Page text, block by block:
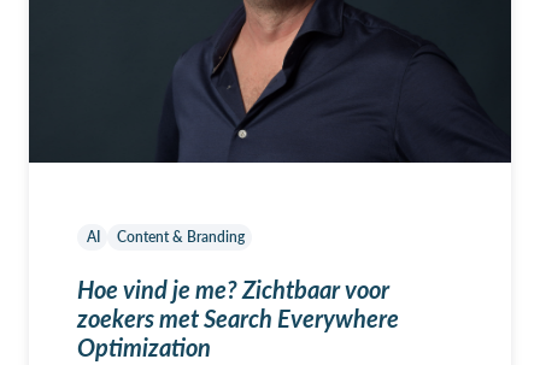
AI Content & Branding
Hoe vind je me? Zichtbaar voor
zoekers met Search Everywhere
Optimization